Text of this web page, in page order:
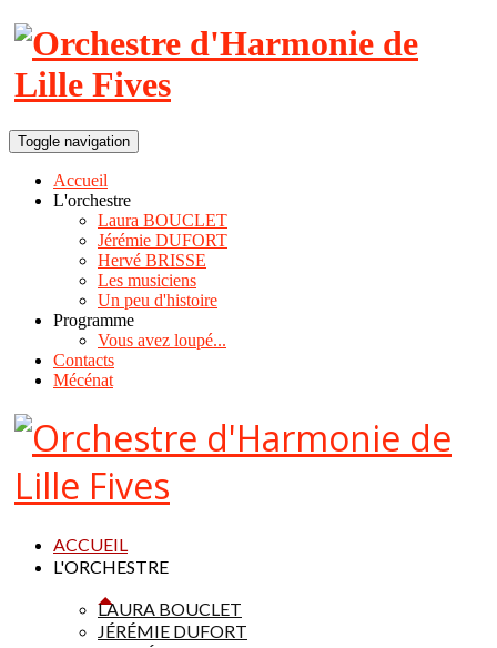
Toggle navigation
Accueil
L'orchestre
Laura BOUCLET
Jérémie DUFORT
Hervé BRISSE
Les musiciens
Un peu d'histoire
Programme
Vous avez loupé...
Contacts
Mécénat
ACCUEIL
L'ORCHESTRE
LAURA BOUCLET
JÉRÉMIE DUFORT